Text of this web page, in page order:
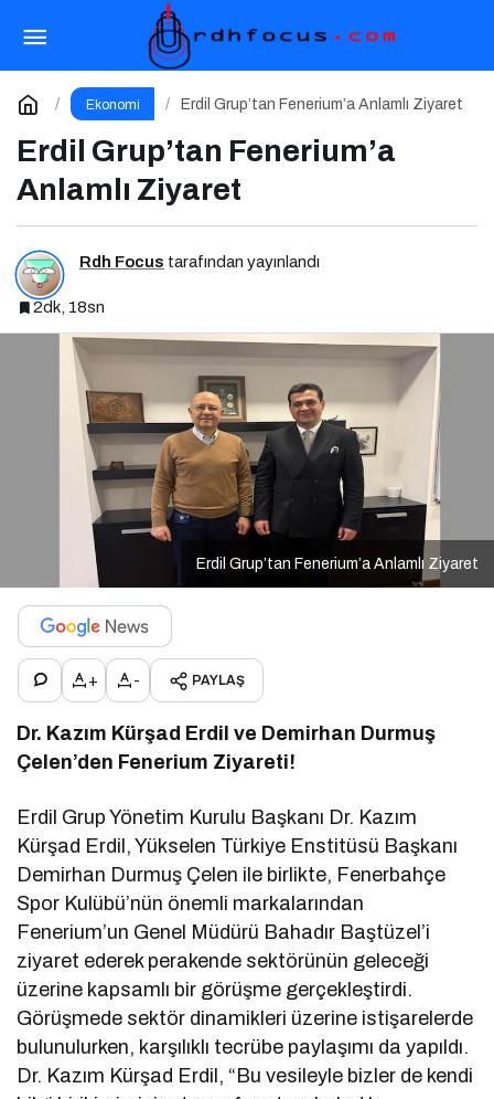
Ekonomi Erdil Grup’tan Fenerium’a Anlamlı Ziyaret
Erdil Grup’tan Fenerium’a
Anlamlı Ziyaret
Rdh Focus tarafından yayınlandı
2dk, 18sn
Erdil Grup’tan Fenerium’a Anlamlı Ziyaret
+ - PAYLAŞ
Dr. Kazım Kürşad Erdil ve Demirhan Durmuş
Çelen’den Fenerium Ziyareti!
Erdil Grup Yönetim Kurulu Başkanı Dr. Kazım
Kürşad Erdil, Yükselen Türkiye Enstitüsü Başkanı
Demirhan Durmuş Çelen ile birlikte, Fenerbahçe
Spor Kulübü’nün önemli markalarından
Fenerium’un Genel Müdürü Bahadır Baştüzel’i
ziyaret ederek perakende sektörünün geleceği
üzerine kapsamlı bir görüşme gerçekleştirdi.
Görüşmede sektör dinamikleri üzerine istişarelerde
bulunulurken, karşılıklı tecrübe paylaşımı da yapıldı.
Dr. Kazım Kürşad Erdil, “Bu vesileyle bizler de kendi
Erdil Grup’tan Fenerium’a Anlamlı Ziyaret
Yorum Yap